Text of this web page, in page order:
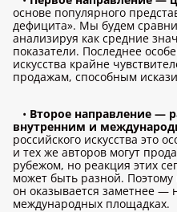
основе популярного
дефицита». Мы будем
анализируя как средние
показатели. Последнее
искусства крайне
продажам, способным
• Второе направление —
внутренним и
российского искусства это
и тех же авторов могут
рубежом, но реакция этих
может быть разной.
он оказывается заметнее —
международных площадках.